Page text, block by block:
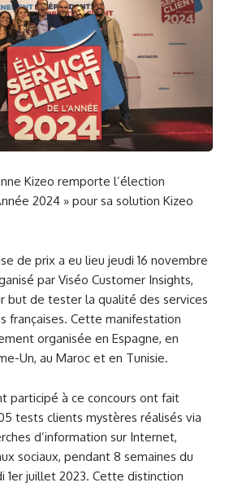
Kizeo remporte l’élection
2024 » pour sa solution Kizeo
de prix a eu lieu jeudi 16 novembre
par Viséo Customer Insights,
but de tester la qualité des services
françaises. Cette manifestation
organisée en Espagne, en
Un, au Maroc et en Tunisie.
participé à ce concours ont fait
tests clients mystères réalisés via
d’information sur Internet,
sociaux, pendant 8 semaines du
1er juillet 2023. Cette distinction